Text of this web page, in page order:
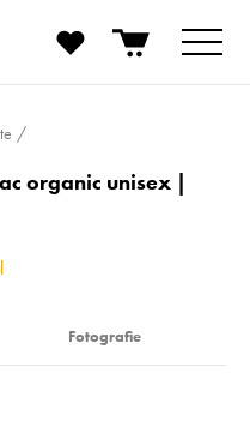
organic unisex |
Fotografie